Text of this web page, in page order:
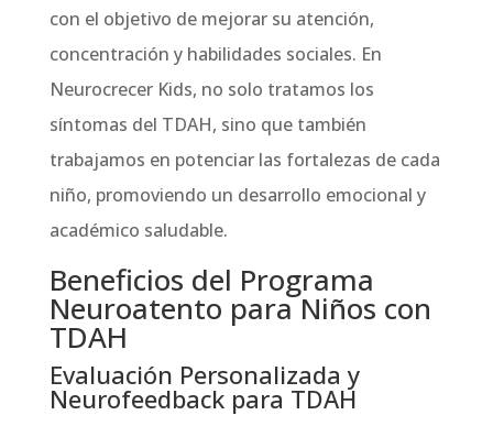
con el objetivo de mejorar su atención,
concentración y habilidades sociales. En
Neurocrecer Kids, no solo tratamos los
síntomas del TDAH, sino que también
trabajamos en potenciar las fortalezas de cada
niño, promoviendo un desarrollo emocional y
académico saludable.
Beneficios del Programa
Neuroatento para Niños con
TDAH
Evaluación Personalizada y
Neurofeedback para TDAH